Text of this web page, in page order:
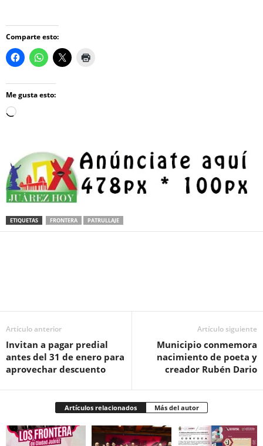
Comparte esto:
Me gusta esto:
Loading…
ETIQUETAS FRONTERA PATRULLAJE
Artículo anterior
Invitan a pagar predial
antes del 31 de enero para
aprovechar descuento
Artículo siguiente
Municipio conmemora
nacimiento de poeta y
creador Rubén Dario
Artículos relacionados Más del autor